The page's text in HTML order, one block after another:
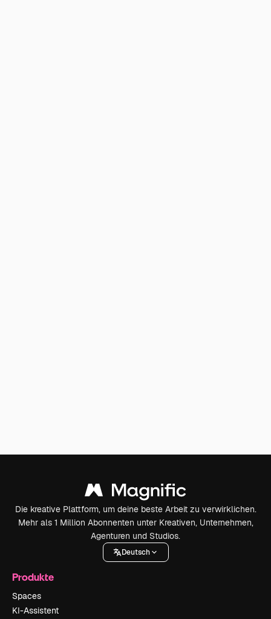
Die kreative Plattform, um deine beste Arbeit zu verwirklichen.
Mehr als 1 Million Abonnenten unter Kreativen, Unternehmen,
Agenturen und Studios.
Deutsch
Produkte
Spaces
KI-Assistent